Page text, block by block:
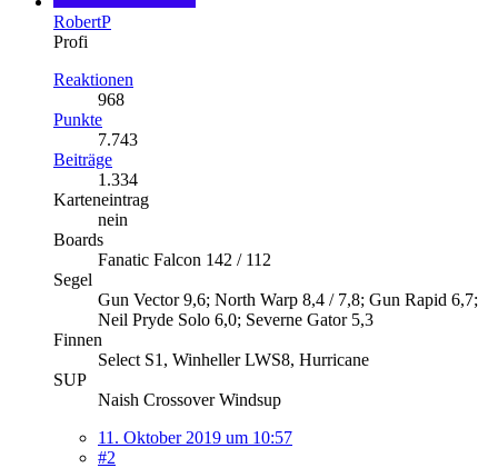
RobertP
Profi
Reaktionen
968
Punkte
7.743
Beiträge
1.334
Karteneintrag
nein
Boards
Fanatic Falcon 142 / 112
Segel
Gun Vector 9,6; North Warp 8,4 / 7,8; Gun Rapid 6,7;
Neil Pryde Solo 6,0; Severne Gator 5,3
Finnen
Select S1, Winheller LWS8, Hurricane
SUP
Naish Crossover Windsup
11. Oktober 2019 um 10:57
#2